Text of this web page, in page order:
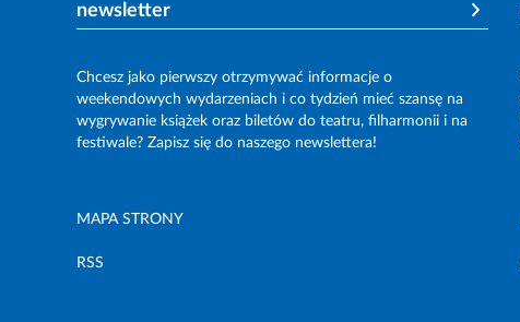
newsletter
Chcesz jako pierwszy otrzymywać informacje o
weekendowych wydarzeniach i co tydzień mieć szansę na
wygrywanie książek oraz biletów do teatru, filharmonii i na
festiwale? Zapisz się do naszego newslettera!
MAPA STRONY
RSS